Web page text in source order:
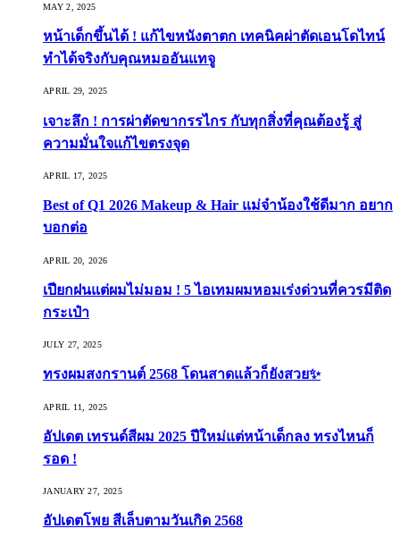
MAY 2, 2025
หน้าเด็กขึ้นได้ ! แก้ไขหนังตาตก เทคนิคผ่าตัดเอนโดไทน์
ทำได้จริงกับคุณหมออันแทจู
APRIL 29, 2025
เจาะลึก ! การผ่าตัดขากรรไกร กับทุกสิ่งที่คุณต้องรู้ สู่
ความมั่นใจแก้ไขตรงจุด
APRIL 17, 2025
Best of Q1 2026 Makeup & Hair แม่จ๋าน้องใช้ดีมาก อยาก
บอกต่อ
APRIL 20, 2026
เปียกฝนแต่ผมไม่มอม ! 5 ไอเทมผมหอมเร่งด่วนที่ควรมีติด
กระเป๋า
JULY 27, 2025
ทรงผมสงกรานต์ 2568 โดนสาดแล้วก็ยังสวย✨
APRIL 11, 2025
อัปเดต เทรนด์สีผม 2025 ปีใหม่แต่หน้าเด็กลง ทรงไหนก็
รอด !
JANUARY 27, 2025
อัปเดตโพย สีเล็บตามวันเกิด 2568